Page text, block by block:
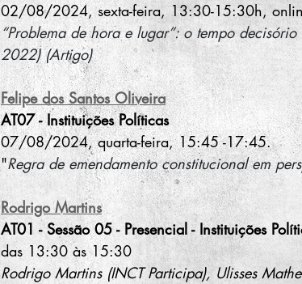
02/08/2024, sexta-feira, 13:30-15:30h,
“Problema de hora e lugar”: o tempo
2022) (Artigo)
Felipe dos Santos Oliveira
AT07 - Instituições Políticas
07/08/2024, quarta-feira, 15:45 -17:45.
"Regra de emendamento constitucional em
Rodrigo Martins
AT01 - Sessão 05 - Presencial - Instituições
das 13:30 às 15:30
Rodrigo Martins (INCT Participa), Ulisses